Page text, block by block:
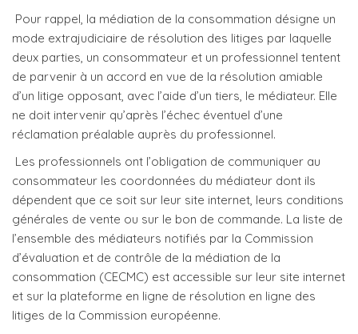
Pour rappel, la médiation de la consommation désigne un
mode extrajudiciaire de résolution des litiges par laquelle
deux parties, un consommateur et un professionnel tentent
de parvenir à un accord en vue de la résolution amiable
d’un litige opposant, avec l’aide d’un tiers, le médiateur. Elle
ne doit intervenir qu’après l’échec éventuel d’une
réclamation préalable auprès du professionnel.
Les professionnels ont l’obligation de communiquer au
consommateur les coordonnées du médiateur dont ils
dépendent que ce soit sur leur site internet, leurs conditions
générales de vente ou sur le bon de commande. La liste de
l’ensemble des médiateurs notifiés par la Commission
d’évaluation et de contrôle de la médiation de la
consommation (CECMC) est accessible sur leur site internet
et sur la plateforme en ligne de résolution en ligne des
litiges de la Commission européenne.